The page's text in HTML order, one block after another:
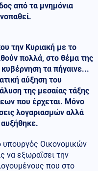
από τα μνημόνια
την Κυριακή με το
πολλά, στο θέμα της
κυβέρνηση τα πήγαινε...
αύξηση του
της μεσαίας τάξης
που έρχεται. Μόνο
λογαριασμών αλλά
υπουργός Οικονομικών
να εξωραΐσει την
που στο